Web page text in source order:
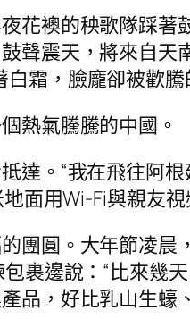
花襖的秧歌隊踩
聲震天，將來自
白霜，臉龐卻被歡騰
熱氣騰騰的中國。
達。“我在飛往阿
面用Wi-Fi與親友視
團圓。大年節凌
裹邊說：“比來幾
品，好比乳山生